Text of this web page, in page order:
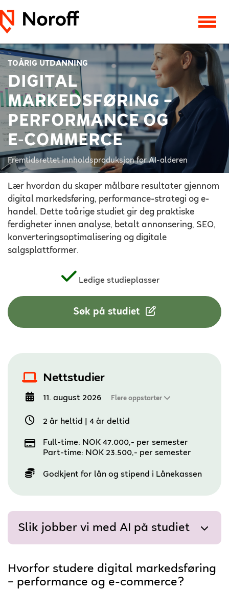
TOÅRIG UTDANNING
DIGITAL
MARKEDSFØRING –
PERFORMANCE OG
E‑COMMERCE
Fremtidsrettet innholdsproduksjon for AI-alderen
Lær hvordan du skaper målbare resultater gjennom
digital markedsføring, performance-strategi og e-
handel. Dette toårige studiet gir deg praktiske
ferdigheter innen analyse, betalt annonsering, SEO,
konverteringsoptimalisering og digitale
salgsplattformer.
Ledige studieplasser
Søk på studiet
Nettstudier
11. august 2026 Flere oppstarter
2 år heltid 4 år deltid
Full-time: NOK 47.000,- per semester
Part-time: NOK 23.500,- per semester
Godkjent for lån og stipend i Lånekassen
Slik jobber vi med AI på studiet
Hvorfor studere digital markedsføring
– performance og e-commerce?